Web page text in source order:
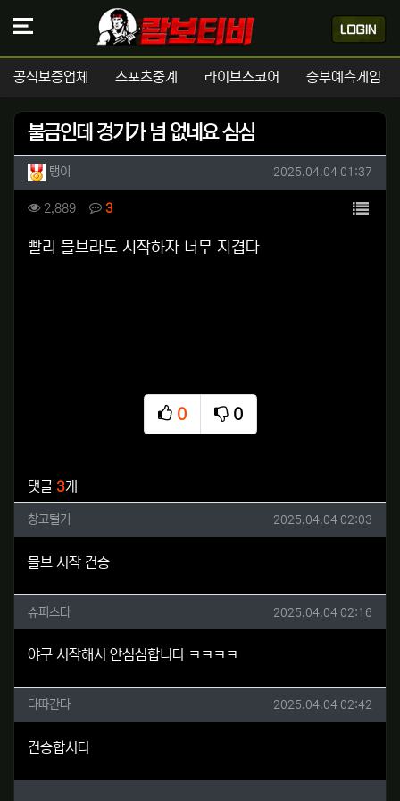
공식보증업체 스포츠중계 라이브스코어 승부예측게임
불금인데 경기가 넘 없네요 심심
작성자 정보
탱이 작성일
2025.04.04 01:37
컨텐츠 정보
2,889조회 3댓글 목록
본문
빨리 믈브라도 시작하자 너무 지겹다
0
추천
0
비추천
댓글 3개
창고털기님의 댓글
창고털기 작성일
2025.04.04 02:03
믈브 시작 건승
슈퍼스타님의 댓글
슈퍼스타 작성일
2025.04.04 02:16
야구 시작해서 안심심합니다 ㅋㅋㅋㅋ
다따간다님의 댓글
다따간다 작성일
2025.04.04 02:42
건승합시다